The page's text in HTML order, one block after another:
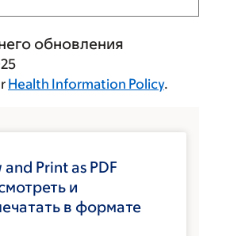
обновления
Health Information Policy.
and Print as PDF
и
в формате